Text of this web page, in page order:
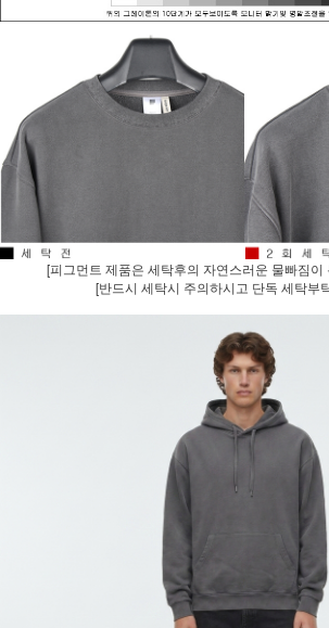
[피그먼트 제품은 세탁후의 자연스러운 물빠짐이
[반드시 세탁시 주의하시고 단독 세탁부